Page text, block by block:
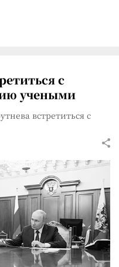
с
учеными
встретиться с